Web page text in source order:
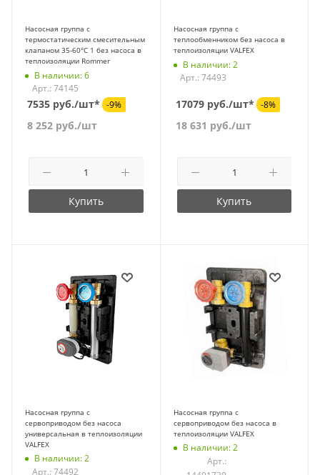
Насосная группа с
термостатическим смесительным
клапаном 35-60°С 1 без насоса в
теплоизоляции Rommer
В наличии: 6
Арт.: 74145
7535 руб./шт* -9%
8 252 руб./шт
Купить
Насосная группа с
теплообменником без насоса в
теплоизоляции VALFEX
В наличии: 2
Арт.: 74493
17079 руб./шт* -8%
18 631 руб./шт
Купить
Насосная группа с
сервоприводом без насоса
универсальная в теплоизоляции
VALFEX
В наличии: 2
Арт.: 74492
Насосная группа с
сервоприводом без насоса в
теплоизоляции VALFEX
В наличии: 2
Арт.: